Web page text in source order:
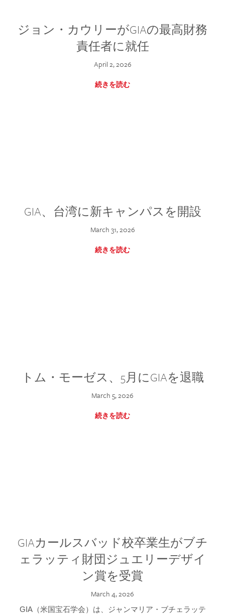
ジョン・カウリーがGIAの最高財務
責任者に就任
April 2, 2026
続きを読む
GIA、台湾に新キャンパスを開設
March 31, 2026
続きを読む
トム・モーゼス、5月にGIAを退職
March 5, 2026
続きを読む
GIAカールスバッド校卒業生がブチ
ェラッティ財団ジュエリーデザイ
ン賞を受賞
March 4, 2026
GIA（米国宝石学会）は、ジャンマリア・ブチェラッテ